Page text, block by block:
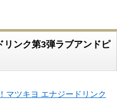
リンク第3弾ラブアンドピ
マツキヨ エナジードリンク